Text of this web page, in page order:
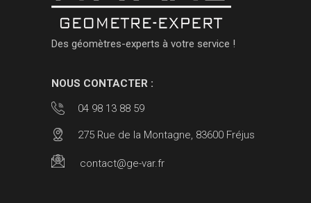
Des géomètres-experts à votre service !
NOUS CONTACTER :
04 98 13 88 59
275 Rue de la Montagne, 83600 Fréjus
contact@ge-var.fr